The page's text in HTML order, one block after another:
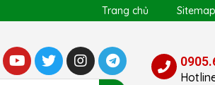
Trang chủ Sitemap